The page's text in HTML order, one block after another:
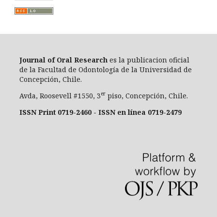
Journal of Oral Research es la publicacion oficial
de la Facultad de Odontología de la Universidad de
Concepción, Chile.
Avda, Roosevell #1550, 3er piso, Concepción, Chile.
ISSN Print 0719-2460 - ISSN en línea 0719-2479